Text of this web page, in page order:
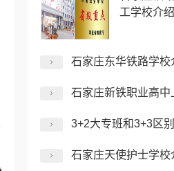
工学校介绍
石家庄东华铁路学校
石家庄新铁职业高中上学
3+2大专班和3+3区别
石家庄天使护士学校